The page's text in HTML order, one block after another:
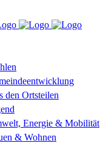
den Ortsteilen
Energie & Mobilität
& Wohnen